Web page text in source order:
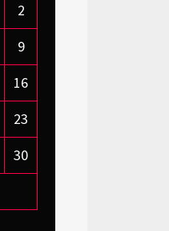
2
9
16
23
30